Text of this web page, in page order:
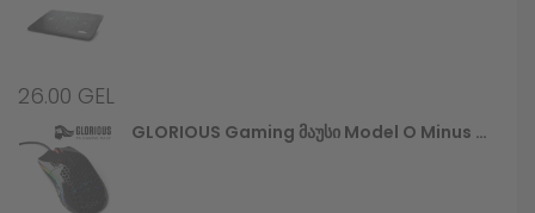
26.00 GEL
GLORIOUS Gaming Მაუსი Model O Minus Glossy, Black (GOM-GBlack)